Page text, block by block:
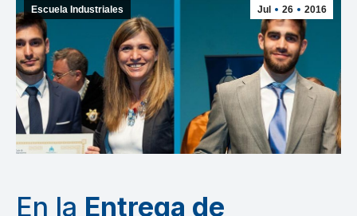
Jul 26 2016
Escuela Industriales
En la Entrega de